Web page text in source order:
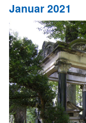
Januar 2021